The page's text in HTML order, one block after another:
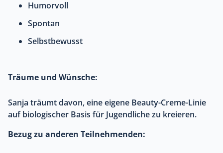
Humorvoll
Spontan
Selbstbewusst
Träume und Wünsche:
Sanja träumt davon, eine eigene Beauty-Creme-Linie
auf biologischer Basis für Jugendliche zu kreieren.
Bezug zu anderen Teilnehmenden: